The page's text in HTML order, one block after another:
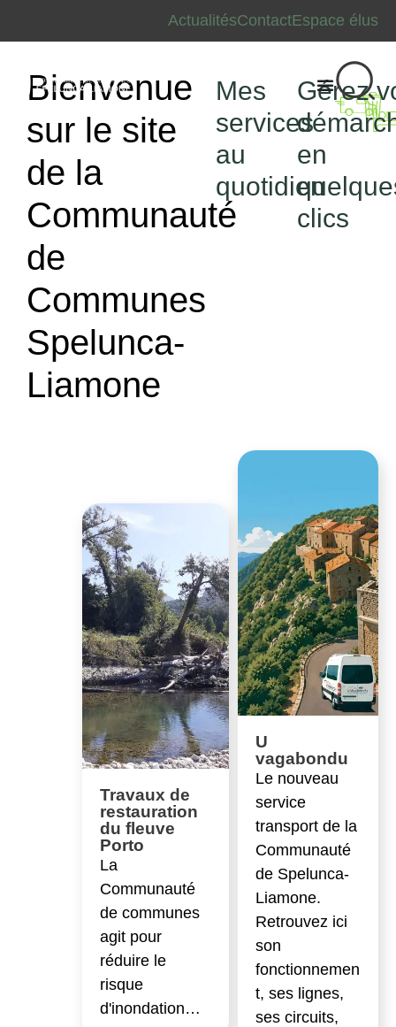
ActualitésContactEspace élus
Bienvenue
sur le site
de la
Communauté
de
Communes
Spelunca-
Liamone
Mes
services
au
quotidien
Gérez
en
clics
Travaux de
restauration
du fleuve
Porto
La
Communauté
de communes
agit pour
réduire le
risque
d'inondation…
U
vagabondu
Le nouveau
service
transport de la
Communauté
de Spelunca-
Liamone.
Retrouvez ici
son
fonctionnemen
t, ses lignes,
ses circuits,